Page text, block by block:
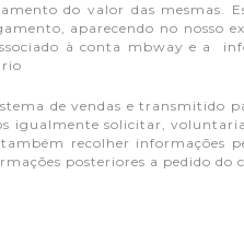
do valor das mesmas.
aparecendo no nosso
à conta mbway e a
de vendas e
igualmente solicitar,
recolher informações
posteriores a pedido do